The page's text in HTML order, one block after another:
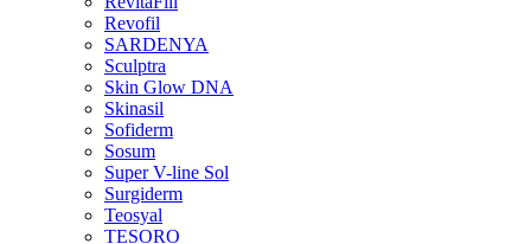
Revofil
SARDENYA
Sculptra
Skin Glow DNA
Skinasil
Sofiderm
Sosum
Super V-line Sol
Surgiderm
Teosyal
TESORO